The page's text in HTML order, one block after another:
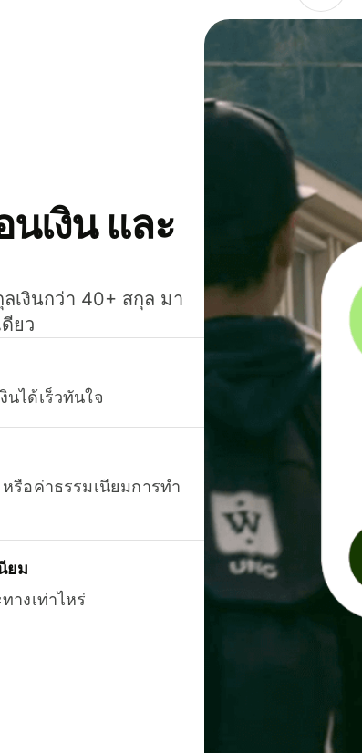
เงิน และ
เงินกว่า 40+ สกุล มา
ยว
นได้เร็วทันใจ
รือค่าธรรมเนียมการทำ
ยม
างเท่าไหร่